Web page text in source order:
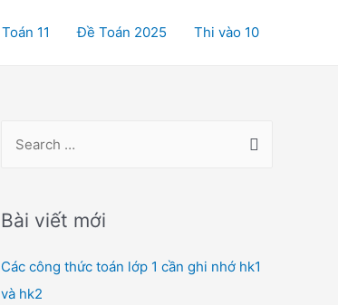
Toán 11 Đề Toán 2025 Thi vào 10
r
h
f
Bài viết mới
Các công thức toán lớp 1 cần ghi nhớ hk1
và hk2